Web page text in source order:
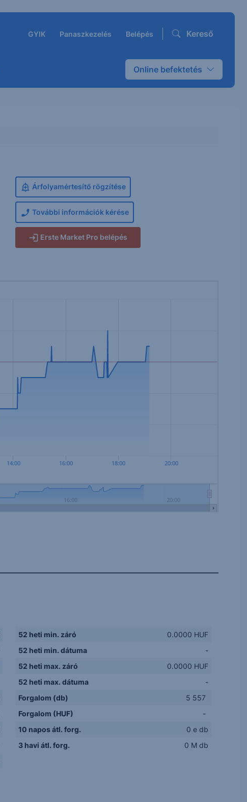
GYIK Panaszkezelés Belépés Kereső
Online befektetés
Árfolyamértesítő rögzítése
További információk kérése
Erste Market Pro belépés
14:00 16:00 18:00 20:00
16:00 20:00
52 heti min. záró
0.0000 HUF
52 heti min. dátuma
-
52 heti max. záró
0.0000 HUF
52 heti max. dátuma
-
Forgalom (db)
5 557
Forgalom (HUF)
-
10 napos átl. forg.
0 e db
3 havi átl. forg.
0 M db